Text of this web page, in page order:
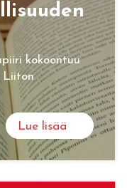
kokoontuu
Liiton
Lue lisää